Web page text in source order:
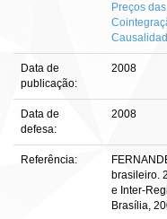
Preços
Data de
publicação:
2008
Data de
defesa:
2008
Referência:
brasileiro.
e Inter-
Brasília,